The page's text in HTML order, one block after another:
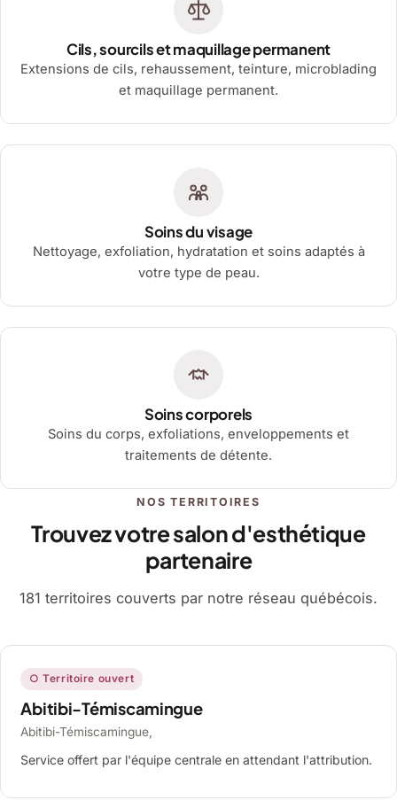
Cils, sourcils et maquillage permanent
Extensions de cils, rehaussement, teinture, microblading
et maquillage permanent.
Soins du visage
Nettoyage, exfoliation, hydratation et soins adaptés à
votre type de peau.
Soins corporels
Soins du corps, exfoliations, enveloppements et
traitements de détente.
NOS TERRITOIRES
Trouvez votre salon d'esthétique
partenaire
181 territoires couverts par notre réseau québécois.
○ Territoire ouvert
Abitibi-Témiscamingue
Abitibi-Témiscamingue,
Service offert par l'équipe centrale en attendant l'attribution.